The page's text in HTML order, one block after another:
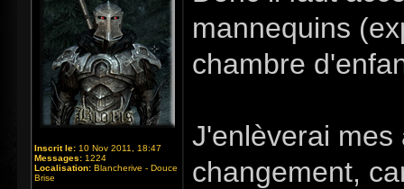
Inscrit le: 10 Nov 2011, 18:47
Messages: 1224
Localisation: Blancherive - Douce
Brise
mannequins
chambre
J'enlèverai
changement,